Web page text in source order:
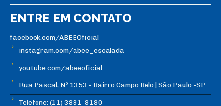
ENTRE EM CONTATO
facebook.com/ABEEOficial
instagram.com/abee_escalada
youtube.com/abeeoficial
Rua Pascal, Nº 1353 - Bairro Campo Belo | São Paulo -SP
Telefone: (11) 3881-8180